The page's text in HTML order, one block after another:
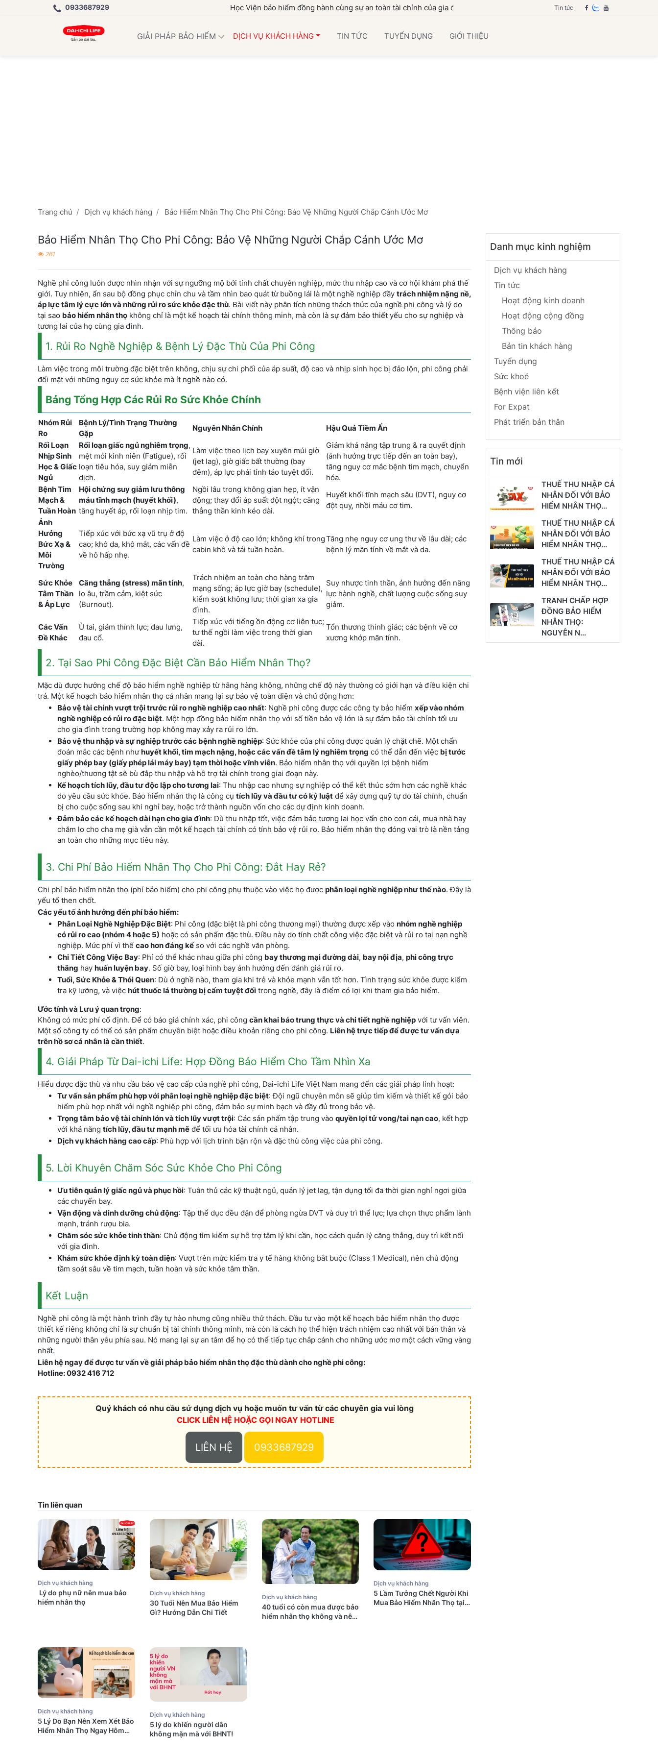
0933687929 Học Viện bảo hiểm đồng hành cùng sự an toàn tài chính của gia đình bạn Tin tức
GIẢI PHÁP BẢO HIỂM DỊCH VỤ KHÁCH HÀNG TIN TỨC TUYỂN DỤNG GIỚI THIỆU
Trang chủ Dịch vụ khách hàng Bảo Hiểm Nhân Thọ Cho Phi Công: Bảo Vệ Những Người Chắp Cánh Ước Mơ
Bảo Hiểm Nhân Thọ Cho Phi Công: Bảo Vệ Những Người Chắp Cánh Ước Mơ
261
Nghề phi công luôn được nhìn nhận với sự ngưỡng mộ bởi tính chất chuyên nghiệp, mức thu nhập cao và cơ hội khám phá thế
giới. Tuy nhiên, ẩn sau bộ đồng phục chỉn chu và tầm nhìn bao quát từ buồng lái là một nghề nghiệp đầy trách nhiệm nặng nề,
áp lực tâm lý cực lớn và những rủi ro sức khỏe đặc thù. Bài viết này phân tích những thách thức của nghề phi công và lý do
tại sao bảo hiểm nhân thọ không chỉ là một kế hoạch tài chính thông minh, mà còn là sự đảm bảo thiết yếu cho sự nghiệp và
tương lai của họ cùng gia đình.
1. Rủi Ro Nghề Nghiệp & Bệnh Lý Đặc Thù Của Phi Công
Làm việc trong môi trường đặc biệt trên không, chịu sự chi phối của áp suất, độ cao và nhịp sinh học bị đảo lộn, phi công phải
đối mặt với những nguy cơ sức khỏe mà ít nghề nào có.
Bảng Tổng Hợp Các Rủi Ro Sức Khỏe Chính
Nhóm Rủi
Ro
Bệnh Lý/Tình Trạng Thường
Gặp
Nguyên Nhân Chính
Hậu Quả Tiềm Ẩn
Rối Loạn
Nhịp Sinh
Học & Giấc
Ngủ
Rối loạn giấc ngủ nghiêm trọng,
mệt mỏi kinh niên (Fatigue), rối
loạn tiêu hóa, suy giảm miễn
dịch.
Làm việc theo lịch bay xuyên múi giờ
(jet lag), giờ giấc bất thường (bay
đêm), áp lực phải tỉnh táo tuyệt đối.
Giảm khả năng tập trung & ra quyết định
(ảnh hưởng trực tiếp đến an toàn bay),
tăng nguy cơ mắc bệnh tim mạch, chuyển
hóa.
Bệnh Tim
Mạch &
Tuần Hoàn
Hội chứng suy giảm lưu thông
máu tĩnh mạch (huyết khối),
tăng huyết áp, rối loạn nhịp tim.
Ngồi lâu trong không gian hẹp, ít vận
động; thay đổi áp suất đột ngột; căng
thẳng thần kinh kéo dài.
Huyết khối tĩnh mạch sâu (DVT), nguy cơ
đột quỵ, nhồi máu cơ tim.
Ảnh
Hưởng
Bức Xạ &
Môi
Trường
Tiếp xúc với bức xạ vũ trụ ở độ
cao; khô da, khô mắt, các vấn đề
về hô hấp nhẹ.
Làm việc ở độ cao lớn; không khí trong
cabin khô và tái tuần hoàn.
Tăng nhẹ nguy cơ ung thư về lâu dài; các
bệnh lý mãn tính về mắt và da.
Sức Khỏe
Tâm Thần
& Áp Lực
Căng thẳng (stress) mãn tính,
lo âu, trầm cảm, kiệt sức
(Burnout).
Trách nhiệm an toàn cho hàng trăm
mạng sống; áp lực giờ bay (schedule),
kiểm soát không lưu; thời gian xa gia
đình.
Suy nhược tinh thần, ảnh hưởng đến năng
lực hành nghề, chất lượng cuộc sống suy
giảm.
Các Vấn
Đề Khác
Ù tai, giảm thính lực; đau lưng,
đau cổ.
Tiếp xúc với tiếng ồn động cơ liên tục;
tư thế ngồi làm việc trong thời gian
dài.
Tổn thương thính giác; các bệnh về cơ
xương khớp mãn tính.
2. Tại Sao Phi Công Đặc Biệt Cần Bảo Hiểm Nhân Thọ?
Mặc dù được hưởng chế độ bảo hiểm nghề nghiệp từ hãng hàng không, những chế độ này thường có giới hạn và điều kiện chi
trả. Một kế hoạch bảo hiểm nhân thọ cá nhân mang lại sự bảo vệ toàn diện và chủ động hơn:
Bảo vệ tài chính vượt trội trước rủi ro nghề nghiệp cao nhất: Nghề phi công được các công ty bảo hiểm xếp vào nhóm
nghề nghiệp có rủi ro đặc biệt. Một hợp đồng bảo hiểm nhân thọ với số tiền bảo vệ lớn là sự đảm bảo tài chính tối ưu
cho gia đình trong trường hợp không may xảy ra rủi ro lớn.
Bảo vệ thu nhập và sự nghiệp trước các bệnh nghề nghiệp: Sức khỏe của phi công được quản lý chặt chẽ. Một chẩn
đoán mắc các bệnh như huyết khối, tim mạch nặng, hoặc các vấn đề tâm lý nghiêm trọng có thể dẫn đến việc bị tước
giấy phép bay (giấy phép lái máy bay) tạm thời hoặc vĩnh viễn. Bảo hiểm nhân thọ với quyền lợi bệnh hiểm
nghèo/thương tật sẽ bù đắp thu nhập và hỗ trợ tài chính trong giai đoạn này.
Kế hoạch tích lũy, đầu tư độc lập cho tương lai: Thu nhập cao nhưng sự nghiệp có thể kết thúc sớm hơn các nghề khác
do yêu cầu sức khỏe. Bảo hiểm nhân thọ là công cụ tích lũy và đầu tư có kỷ luật để xây dựng quỹ tự do tài chính, chuẩn
bị cho cuộc sống sau khi nghỉ bay, hoặc trở thành nguồn vốn cho các dự định kinh doanh.
Đảm bảo các kế hoạch dài hạn cho gia đình: Dù thu nhập tốt, việc đảm bảo tương lai học vấn cho con cái, mua nhà hay
chăm lo cho cha mẹ già vẫn cần một kế hoạch tài chính có tính bảo vệ rủi ro. Bảo hiểm nhân thọ đóng vai trò là nền tảng
an toàn cho những mục tiêu này.
3. Chi Phí Bảo Hiểm Nhân Thọ Cho Phi Công: Đắt Hay Rẻ?
Chi phí bảo hiểm nhân thọ (phí bảo hiểm) cho phi công phụ thuộc vào việc họ được phân loại nghề nghiệp như thế nào. Đây là
yếu tố then chốt.
Các yếu tố ảnh hưởng đến phí bảo hiểm:
Phân Loại Nghề Nghiệp Đặc Biệt: Phi công (đặc biệt là phi công thương mại) thường được xếp vào nhóm nghề nghiệp
có rủi ro cao (nhóm 4 hoặc 5) hoặc có sản phẩm đặc thù. Điều này do tính chất công việc đặc biệt và rủi ro tai nạn nghề
nghiệp. Mức phí vì thế cao hơn đáng kể so với các nghề văn phòng.
Chi Tiết Công Việc Bay: Phí có thể khác nhau giữa phi công bay thương mại đường dài, bay nội địa, phi công trực
thăng hay huấn luyện bay. Số giờ bay, loại hình bay ảnh hưởng đến đánh giá rủi ro.
Tuổi, Sức Khỏe & Thói Quen: Dù ở nghề nào, tham gia khi trẻ và khỏe mạnh vẫn tốt hơn. Tình trạng sức khỏe được kiểm
tra kỹ lưỡng, và việc hút thuốc lá thường bị cấm tuyệt đối trong nghề, đây là điểm có lợi khi tham gia bảo hiểm.
Ước tính và Lưu ý quan trọng:
Không có mức phí cố định. Để có báo giá chính xác, phi công cần khai báo trung thực và chi tiết nghề nghiệp với tư vấn viên.
Một số công ty có thể có sản phẩm chuyên biệt hoặc điều khoản riêng cho phi công. Liên hệ trực tiếp để được tư vấn dựa
trên hồ sơ cá nhân là cần thiết.
4. Giải Pháp Từ Dai-ichi Life: Hợp Đồng Bảo Hiểm Cho Tầm Nhìn Xa
Hiểu được đặc thù và nhu cầu bảo vệ cao cấp của nghề phi công, Dai-ichi Life Việt Nam mang đến các giải pháp linh hoạt:
Tư vấn sản phẩm phù hợp với phân loại nghề nghiệp đặc biệt: Đội ngũ chuyên môn sẽ giúp tìm kiếm và thiết kế gói bảo
hiểm phù hợp nhất với nghề nghiệp phi công, đảm bảo sự minh bạch và đầy đủ trong bảo vệ.
Trọng tâm bảo vệ tài chính lớn và tích lũy vượt trội: Các sản phẩm tập trung vào quyền lợi tử vong/tai nạn cao, kết hợp
với khả năng tích lũy, đầu tư mạnh mẽ để tối ưu hóa tài chính cá nhân.
Dịch vụ khách hàng cao cấp: Phù hợp với lịch trình bận rộn và đặc thù công việc của phi công.
5. Lời Khuyên Chăm Sóc Sức Khỏe Cho Phi Công
Ưu tiên quản lý giấc ngủ và phục hồi: Tuân thủ các kỹ thuật ngủ, quản lý jet lag, tận dụng tối đa thời gian nghỉ ngơi giữa
các chuyến bay.
Vận động và dinh dưỡng chủ động: Tập thể dục đều đặn để phòng ngừa DVT và duy trì thể lực; lựa chọn thực phẩm lành
mạnh, tránh rượu bia.
Chăm sóc sức khỏe tinh thần: Chủ động tìm kiếm sự hỗ trợ tâm lý khi cần, học cách quản lý căng thẳng, duy trì kết nối
với gia đình.
Khám sức khỏe định kỳ toàn diện: Vượt trên mức kiểm tra y tế hàng không bắt buộc (Class 1 Medical), nên chủ động
tầm soát sâu về tim mạch, tuần hoàn và sức khỏe tâm thần.
Kết Luận
Nghề phi công là một hành trình đầy tự hào nhưng cũng nhiều thử thách. Đầu tư vào một kế hoạch bảo hiểm nhân thọ được
thiết kế riêng không chỉ là sự chuẩn bị tài chính thông minh, mà còn là cách họ thể hiện trách nhiệm cao nhất với bản thân và
những người thân yêu phía sau. Nó mang lại sự an tâm để họ có thể tiếp tục chắp cánh cho những ước mơ một cách vững vàng
nhất.
Liên hệ ngay để được tư vấn về giải pháp bảo hiểm nhân thọ đặc thù dành cho nghề phi công:
Hotline: 0932 416 712
Quý khách có nhu cầu sử dụng dịch vụ hoặc muốn tư vấn từ các chuyên gia vui lòng
CLICK LIÊN HỆ HOẶC GỌI NGAY HOTLINE
LIÊN HỆ 0933687929
Tin liên quan
Dịch vụ khách hàng
Lý do phụ nữ nên mua bảo
hiểm nhân thọ
Dịch vụ khách hàng
30 Tuổi Nên Mua Bảo Hiểm
Gì? Hướng Dẫn Chi Tiết
Dịch vụ khách hàng
40 tuổi có còn mua được bảo
hiểm nhân thọ không và nên
Dịch vụ khách hàng
5 Lầm Tưởng Chết Người Khi
Mua Bảo Hiểm Nhân Thọ tại
Dịch vụ khách hàng
5 Lý Do Bạn Nên Xem Xét Bảo
Hiểm Nhân Thọ Ngay Hôm
Dịch vụ khách hàng
5 lý do khiến người dân
không mặn mà với BHNT!
Danh mục kinh nghiệm
Dịch vụ khách hàng
Tin tức
Hoạt động kinh doanh
Hoạt động cộng đồng
Thông báo
Bản tin khách hàng
Tuyển dụng
Sức khoẻ
Bệnh viện liên kết
For Expat
Phát triển bản thân
Tin mới
THUẾ THU NHẬP CÁ
NHÂN ĐỐI VỚI BẢO
HIỂM NHÂN THỌ...
THUẾ THU NHẬP CÁ
NHÂN ĐỐI VỚI BẢO
HIỂM NHÂN THỌ...
THUẾ THU NHẬP CÁ
NHÂN ĐỐI VỚI BẢO
HIỂM NHÂN THỌ...
TRANH CHẤP HỢP
ĐỒNG BẢO HIỂM
NHÂN THỌ:
NGUYÊN N...